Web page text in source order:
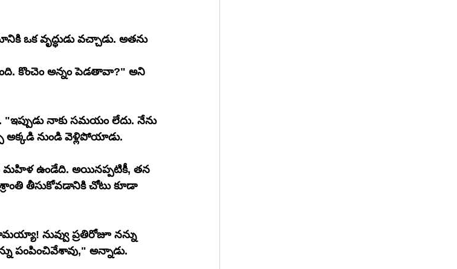
ఒక వృద్ధుడు వచ్చాడు. అతను
కొంచెం అన్నం పెడతావా?" అని
నాకు సమయం లేదు. నేను
అక్కడి నుండి వెళ్లిపోయాడు.
పేద మహిళ ఉండేది. అయినప్పటికీ, తన
తీసుకోవడానికి చోటు కూడా
నువ్వు ప్రతిరోజూ నన్ను
పంపించివేశావు," అన్నాడు.